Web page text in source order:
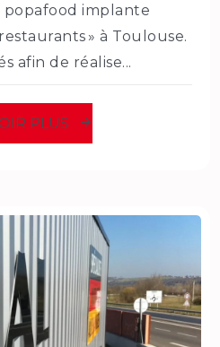
popafood implante
» à Toulouse.
afin de réalise...
PLUS